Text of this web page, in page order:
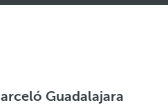
Guadalajara